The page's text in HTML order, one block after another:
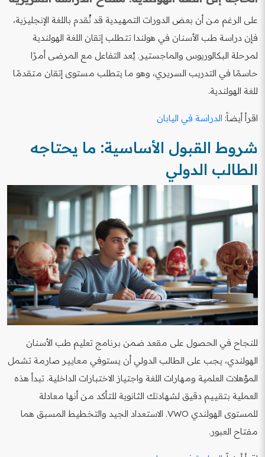
على الرغم من أن بعض الدورات التمهيدية قد تُقدم باللغة الإنجليزية،
فإن دراسة طب الأسنان في هولندا تتطلب إتقان اللغة الهولندية
لمرحلة البكالوريوس والماجستير. يُعد التفاعل مع المرضى أمرًا
حاسمًا في التدريب السريري، وهو ما يتطلب مستوى إتقان متقدمًا
للغة الهولندية.
اقرأ أيضاً: الدراسة في اليابان
شروط القبول الأساسية: ما يحتاجه
الطالب الدولي
للنجاح في الحصول على مقعد ضمن برنامج تعليم طب الأسنان
الهولندي، يجب على الطالب الدولي أن يستوفي معايير صارمة تشمل
المؤهلات العلمية ومهارات اللغة واجتياز الاختبارات الداخلية. تبدأ هذه
العملية بتقييم دقيق لشهادتك الثانوية للتأكد من أنها معادلة
للمستوى الهولندي VWO. الاستعداد الجيد والتخطيط المسبق هما
مفتاح العبور.